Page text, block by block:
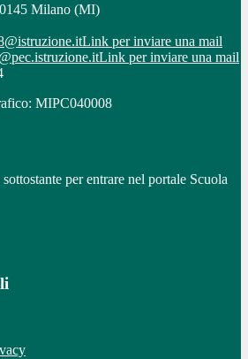
Milano (MI)
Link per inviare una mail
Link per inviare una mail
MIPC040008
per entrare nel portale Scuola